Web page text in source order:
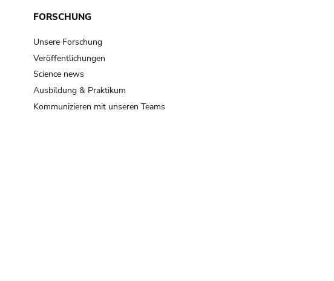
FORSCHUNG
Unsere Forschung
Veröffentlichungen
Science news
Ausbildung & Praktikum
Kommunizieren mit unseren Teams